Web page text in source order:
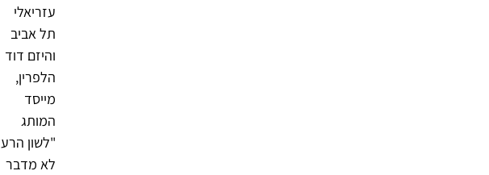
עזריאלי
תל אביב
והיזם דוד
הלפרין,
מייסד
המותג
"לשון הרע
לא מדבר